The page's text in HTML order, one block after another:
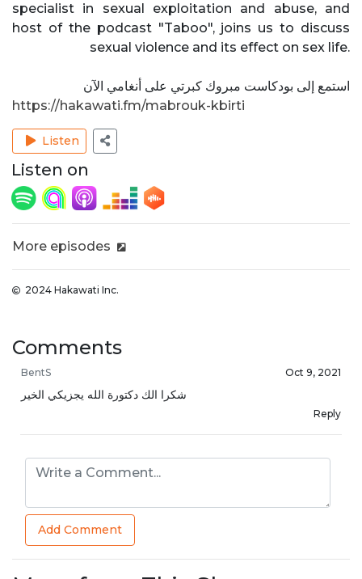
specialist in sexual exploitation and abuse, and
host of the podcast "Taboo", joins us to discuss
sexual violence and its effect on sex life.
استمع إلى بودكاست مبروك كبرتي على أنغامي الآن
https://hakawati.fm/mabrouk-kbirti
Listen
Listen on
More episodes
2024 Hakawati Inc.
Comments
BentS Oct 9, 2021
شكرا الك دكتورة الله يجزيكي الخير
Reply
Add Comment